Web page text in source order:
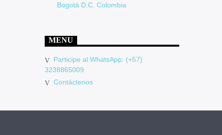
Bogotá D.C. Colombia
MENU
Participe al WhatsApp: (+57)
3238865009
Contáctenos